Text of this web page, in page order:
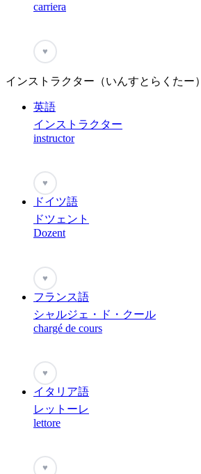
carriera
♥
インストラクター（いんすとらくたー）
英語
インストラクター
instructor
♥
ドイツ語
ドツェント
Dozent
♥
フランス語
シャルジェ・ド・クール
chargé de cours
♥
イタリア語
レットーレ
lettore
♥